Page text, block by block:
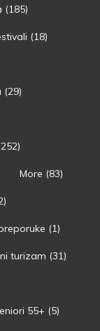
(185)
(18)
(29)
More (83)
(1)
turizam (31)
55+ (5)